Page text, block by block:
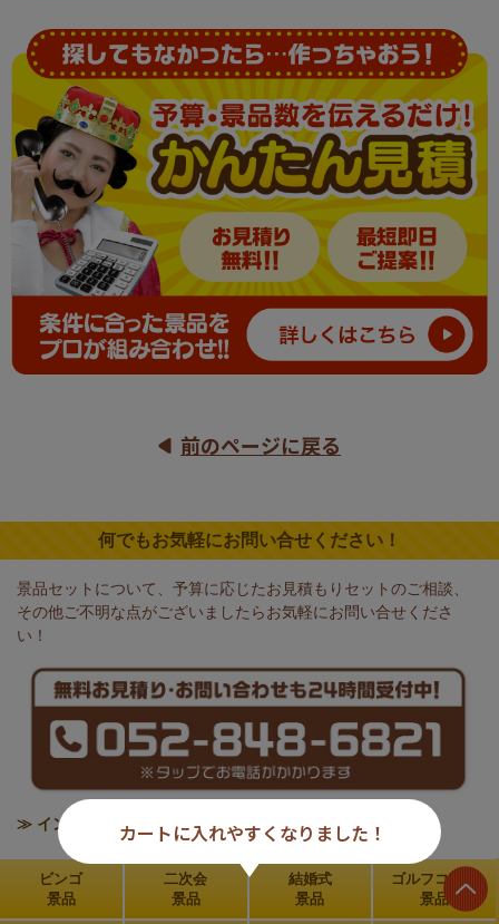
カートに入れやすくなりました！
前のページに戻る
何でもお気軽にお問い合せください！
景品セットについて、予算に応じたお見積もりセットのご相談、
その他ご不明な点がございましたらお気軽にお問い合せくださ
い！
≫ インボイス制度の対応について
ビンゴ
景品
二次会
景品
結婚式
景品
ゴルフコンペ
景品